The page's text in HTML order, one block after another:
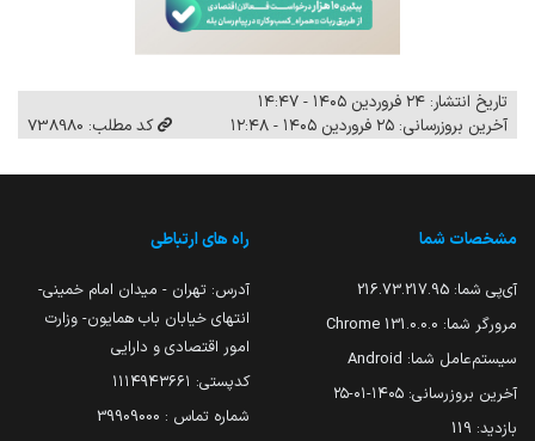
تاریخ انتشار: ۲۴ فروردین ۱۴۰۵ - ۱۴:۴۷
آخرین بروزرسانی: ۲۵ فروردین ۱۴۰۵ - ۱۲:۴۸
کد مطلب: 738980
مشخصات شما
آی‌پی شما: 216.73.217.95
مرورگر شما: 131.0.0.0 Chrome
سیستم‌عامل شما: Android
آخرین بروزرسانی: ۱۴۰۵-۰۱-۲۵
بازدید: 119
راه های ارتباطی
آدرس: تهران - میدان امام خمینی-
انتهای خیابان باب همایون- وزارت
امور اقتصادی و دارایی
کدپستی: ۱۱۱۴۹۴۳۶۶۱
شماره تماس : 39909000